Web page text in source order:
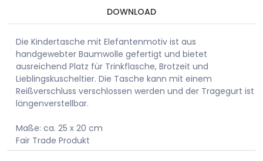
DOWNLOAD
Die Kindertasche mit Elefantenmotiv ist aus
handgewebter Baumwolle gefertigt und bietet
ausreichend Platz für Trinkflasche, Brotzeit und
Lieblingskuscheltier. Die Tasche kann mit einem
Reißverschluss verschlossen werden und der Tragegurt ist
längenverstellbar.
Maße: ca. 25 x 20 cm
Fair Trade Produkt